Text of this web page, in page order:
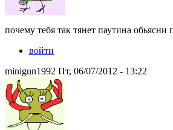
почему тебя так тянет паутина
войти
minigun1992 Пт, 06/07/2012 - 13:22